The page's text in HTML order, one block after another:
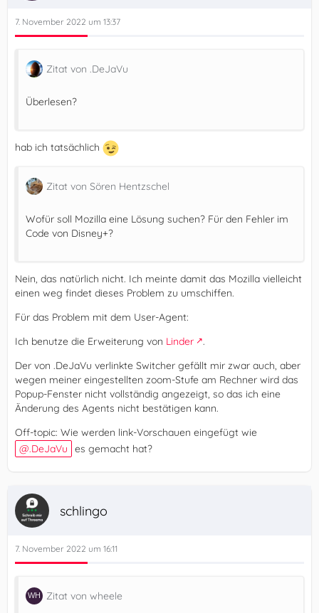
7. November 2022 um 13:37
Zitat von .DeJaVu
Überlesen?
hab ich tatsächlich
Zitat von Sören Hentzschel
Wofür soll Mozilla eine Lösung suchen? Für den Fehler im
Code von Disney+?
Nein, das natürlich nicht. Ich meinte damit das Mozilla vielleicht
einen weg findet dieses Problem zu umschiffen.
Für das Problem mit dem User-Agent:
Ich benutze die Erweiterung von Linder
.
Der von .DeJaVu verlinkte Switcher gefällt mir zwar auch, aber
wegen meiner eingestellten zoom-Stufe am Rechner wird das
Popup-Fenster nicht vollständig angezeigt, so das ich eine
Änderung des Agents nicht bestätigen kann.
Off-topic: Wie werden link-Vorschauen eingefügt wie
.DeJaVu
es gemacht hat?
schlingo
7. November 2022 um 16:11
Zitat von wheele